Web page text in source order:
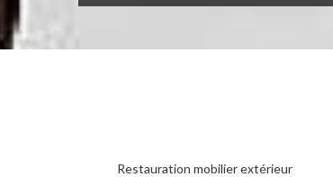
Restauration mobilier extérieur